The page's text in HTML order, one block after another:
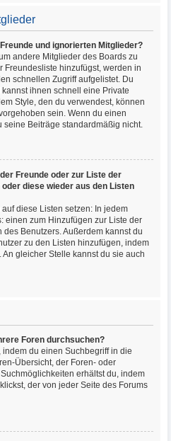
und ignorierten Mitglieder?
andere Mitglieder des Boards zu
Freundesliste hinzufügst, werden in
schnellen Zugriff aufgelistet. Du
ihnen schnell eine Private
Style, den du verwendest, können
sein. Wenn du einen
seine Beiträge standardmäßig nicht.
Freunde oder zur Liste der
diese wieder aus den Listen
diese Listen setzen: In jedem
einen zum Hinzufügen zur Liste der
Benutzers. Außerdem kannst du
zu den Listen hinzufügen, indem
gleicher Stelle kannst du sie auch
Foren durchsuchen?
du einen Suchbegriff in die
Übersicht, der Foren- oder
erhältst du, indem
der von jeder Seite des Forums